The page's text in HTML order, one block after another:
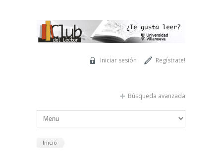
Regístrate!
Iniciar sesión
Búsqueda avanzada
Inicio